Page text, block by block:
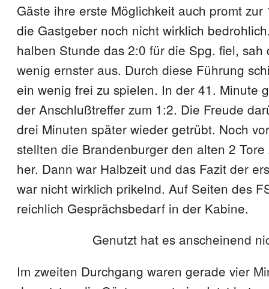
Gäste ihre erste Möglichkeit auch promt
die Gastgeber noch nicht wirklich
halben Stunde das 2:0 für die Spg. fiel, sah
wenig ernster aus. Durch diese Führung
ein wenig frei zu spielen. In der 41. Minute
der Anschlußtreffer zum 1:2. Die Freude
drei Minuten später wieder getrübt. Noch
stellten die Brandenburger den alten 2
her. Dann war Halbzeit und das Fazit der
war nicht wirklich prikelnd. Auf Seiten des
reichlich Gesprächsbedarf in der Kabine.
Genutzt hat es anscheinend
Im zweiten Durchgang waren gerade vier